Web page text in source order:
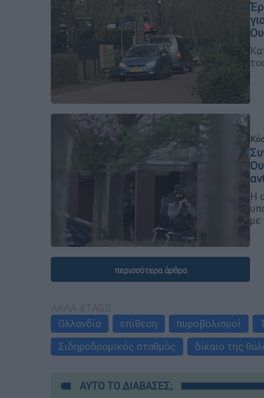
Η
με
περισσότερα άρθρα
Ολλανδία
επίθεση πυροβολισμοί
Σιδηροδρομικός σταθμός
δίκαιο της
ΑΥΤΟ ΤΟ ΔΙΑΒΑΣΕΣ;